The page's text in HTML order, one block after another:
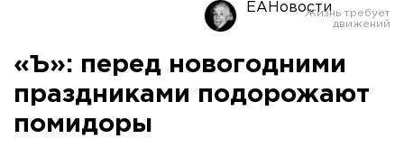
Оренбург
ЕАНовости
«Ъ»: перед новогодними
праздниками подорожают
помидоры